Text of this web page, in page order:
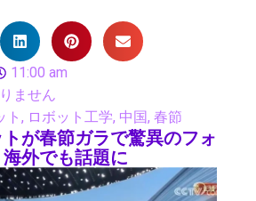
11:00 am
ません
ト , ロボット工学, 中国, 春節
が春節ガラで驚異のフォ
外でも話題に